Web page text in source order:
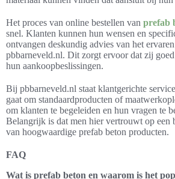
Het proces van online bestellen van prefab
snel. Klanten kunnen hun wensen en
ontvangen deskundig advies van het
pbbarneveld.nl. Dit zorgt ervoor dat zij
hun aankoopbeslissingen.
Bij pbbarneveld.nl staat klantgerichte
gaat om standaardproducten of
om klanten te begeleiden en hun vragen te
Belangrijk is dat men hier vertrouwt op een
van hoogwaardige prefab beton producten.
FAQ
Wat is prefab beton en waarom is het